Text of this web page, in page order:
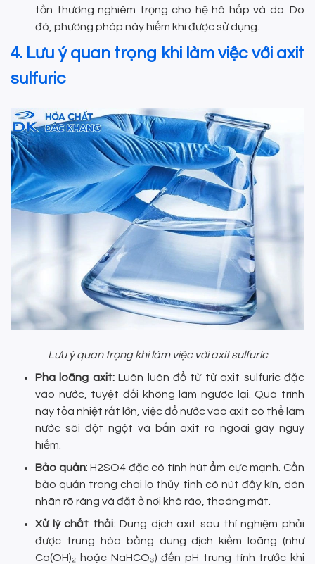
tổn thương nghiêm trọng cho hệ hô hấp và da. Do
đó, phương pháp này hiếm khi được sử dụng.
4. Lưu ý quan trọng khi làm việc với axit
sulfuric
Lưu ý quan trọng khi làm việc với axit sulfuric
Pha loãng axit:Luôn luôn đổ từ từ axit sulfuric đặc
vào nước, tuyệt đối không làm ngược lại. Quá trình
này tỏa nhiệt rất lớn, việc đổ nước vào axit có thể làm
nước sôi đột ngột và bắn axit ra ngoài gây nguy
hiểm.
Bảo quản: H2SO4 đặc có tính hút ẩm cực mạnh. Cần
bảo quản trong chai lọ thủy tinh có nút đậy kín, dán
nhãn rõ ràng và đặt ở nơi khô ráo, thoáng mát.
Xử lý chất thải: Dung dịch axit sau thí nghiệm phải
được trung hòa bằng dung dịch kiềm loãng (như
Ca(OH)₂ hoặc NaHCO₃) đến pH trung tính trước khi